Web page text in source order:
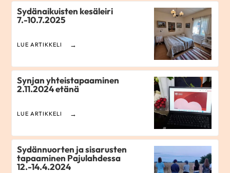
Sydänaikuisten kesäleiri
7.-10.7.2025
LUE ARTIKKELI
Synjan yhteistapaaminen
2.11.2024 etänä
LUE ARTIKKELI
Sydännuorten ja sisarusten
tapaaminen Pajulahdessa
12.-14.4.2024